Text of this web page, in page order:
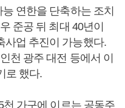
연한을 단축하는 조치
준공 뒤 최대 40년이
사업 추진이 가능했다.
천 광주 대전 등에서 이
로 했다.
가구에 이르는 공동주